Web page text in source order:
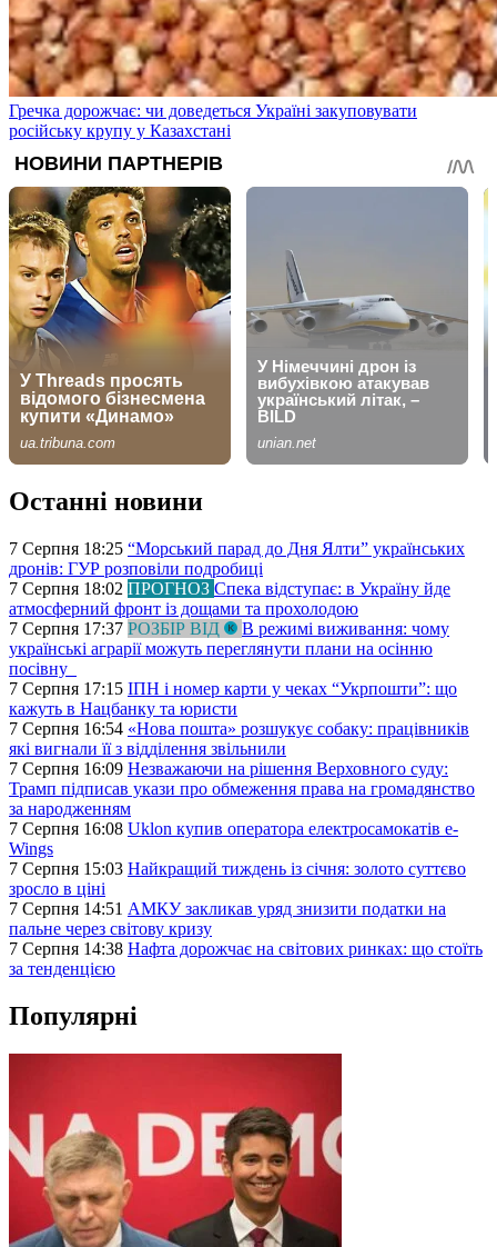
Гречка дорожчає: чи доведеться Україні закуповувати
російську крупу у Казахстані
Останні новини
7 Серпня 18:25 “Морський парад до Дня Ялти” українських
дронів: ГУР розповіли подробиці
7 Серпня 18:02 ПРОГНОЗ Спека відступає: в Україну йде
атмосферний фронт із дощами та прохолодою
7 Серпня 17:37 РОЗБІР ВІД
В режимі виживання: чому
українські аграрії можуть переглянути плани на осінню
посівну
7 Серпня 17:15 ІПН і номер карти у чеках “Укрпошти”: що
кажуть в Нацбанку та юристи
7 Серпня 16:54 «Нова пошта» розшукує собаку: працівників
які вигнали її з відділення звільнили
7 Серпня 16:09 Незважаючи на рішення Верховного суду:
Трамп підписав укази про обмеження права на громадянство
за народженням
7 Серпня 16:08 Uklon купив оператора електросамокатів e-
Wings
7 Серпня 15:03 Найкращий тиждень із січня: золото суттєво
зросло в ціні
7 Серпня 14:51 АМКУ закликав уряд знизити податки на
пальне через світову кризу
7 Серпня 14:38 Нафта дорожчає на світових ринках: що стоїть
за тенденцією
Популярні